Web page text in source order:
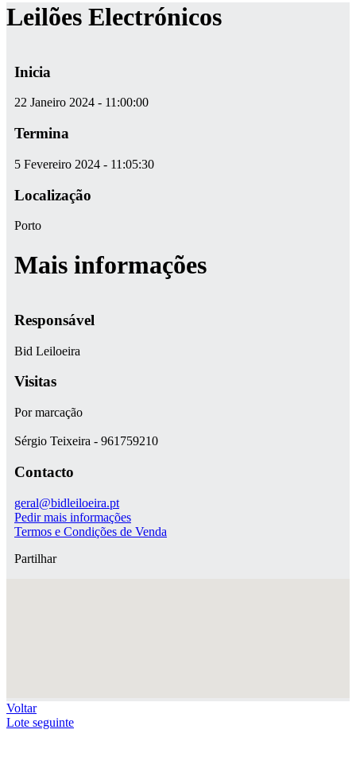
Leilões Electrónicos
Inicia
22 Janeiro 2024 - 11:00:00
Termina
5 Fevereiro 2024 - 11:05:30
Localização
Porto
Mais informações
Responsável
Bid Leiloeira
Visitas
Por marcação
Sérgio Teixeira - 961759210
Contacto
geral@bidleiloeira.pt
Pedir mais informações
Termos e Condições de Venda
Partilhar
Voltar
Lote seguinte